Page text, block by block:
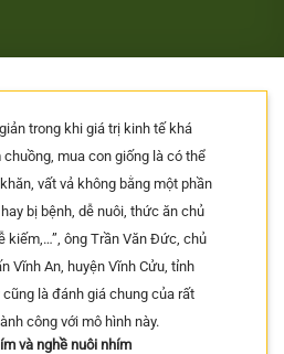
trong khi giá trị kinh tế khá
mua con giống là có thể
vất vả không bằng một phần
bị bệnh, dễ nuôi, thức ăn chủ
kiếm,…”, ông Trần Văn Đức, chủ
Vĩnh An, huyện Vĩnh Cửu, tỉnh
là đánh giá chung của rất
công với mô hình này.
và nghề nuôi nhím